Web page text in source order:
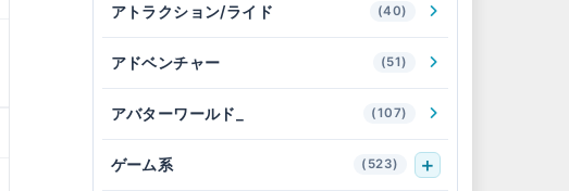
アトラクション/ライド (40)
アドベンチャー (51)
アバターワールド_ (107)
ゲーム系 (523)